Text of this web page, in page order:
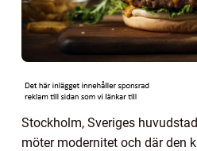
Stockholm, Sveriges
möter modernitet och där den